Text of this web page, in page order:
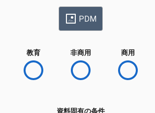
PDM
教育 非商用 商用
資料固有の条件